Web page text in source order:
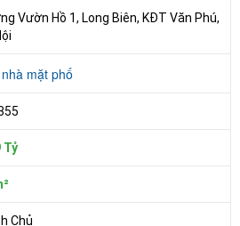
Vườn Hồ 1, Long Biên, KĐT Văn Phú,
mặt phố
Tỷ
Chủ